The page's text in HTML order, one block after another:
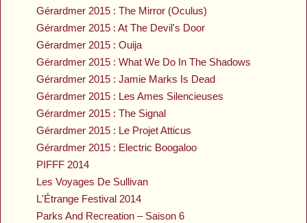
Gérardmer 2015 : The Mirror (Oculus)
Gérardmer 2015 : At The Devil's Door
Gérardmer 2015 : Ouija
Gérardmer 2015 : What We Do In The Shadows
Gérardmer 2015 : Jamie Marks Is Dead
Gérardmer 2015 : Les Ames Silencieuses
Gérardmer 2015 : The Signal
Gérardmer 2015 : Le Projet Atticus
Gérardmer 2015 : Electric Boogaloo
PIFFF 2014
Les Voyages De Sullivan
L'Étrange Festival 2014
Parks And Recreation – Saison 6